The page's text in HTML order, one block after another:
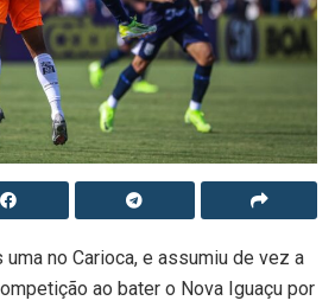
no Carioca, e assumiu de vez a
ao bater o Nova Iguaçu por